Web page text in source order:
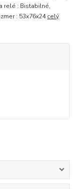
relé : Bistabilné,
: 53x76x24celý